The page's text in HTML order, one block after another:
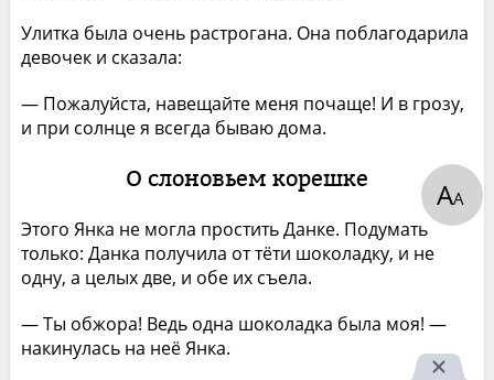
Улитка была очень растрогана. Она поблагодарила
девочек и сказала:
— Пожалуйста, навещайте меня почаще! И в грозу,
и при солнце я всегда бываю дома.
О слоновьем корешке
Этого Янка не могла простить Данке. Подумать
только: Данка получила от тёти шоколадку, и не
одну, а целых две, и обе их съела.
— Ты обжора! Ведь одна шоколадка была моя! —
накинулась на неё Янка.
АА